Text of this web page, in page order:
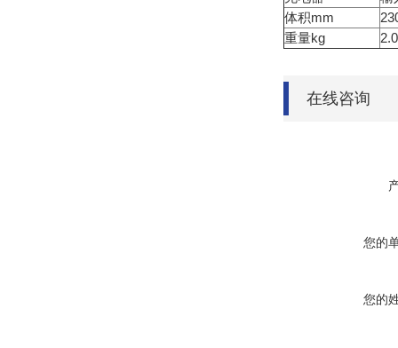
体积mm
重量kg
2.0
在线咨询
您的
您的